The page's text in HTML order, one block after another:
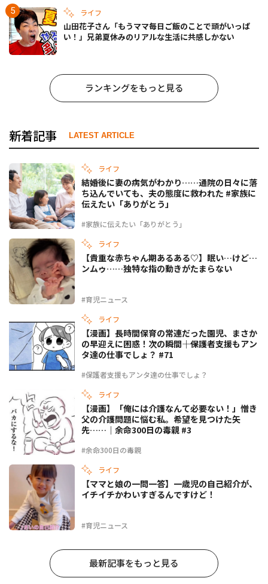
ライフ
山田花子さん「もうママ毎日ご飯のことで頭がいっぱ
い！」兄弟夏休みのリアルな生活に共感しかない
ランキングをもっと見る
新着記事 LATEST ARTICLE
ライフ
#家族に伝えたい「ありがとう」
結婚後に妻の病気がわかり……通院の日々に落
ち込んでいても、夫の態度に救われた #家族に
伝えたい「ありがとう」
ライフ
#育児ニュース
【貴重な赤ちゃん期あるある♡】眠い…けど…
ンムゥ……独特な指の動きがたまらない
ライフ
#保護者支援もアンタ達の仕事でしょ？
【漫画】長時間保育の常連だった園児、まさか
の早迎えに困惑！次の瞬間――｜保護者支援もアン
タ達の仕事でしょ？ #71
ライフ
#余命300日の毒親
【漫画】「俺には介護なんて必要ない！」憎き
父の介護問題に悩む私。希望を見つけた矢
先……｜余命300日の毒親 #3
ライフ
#育児ニュース
【ママと娘の一問一答】一歳児の自己紹介が、
イチイチかわいすぎるんですけど！
最新記事をもっと見る